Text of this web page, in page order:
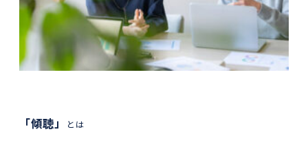
「傾聴」 とは